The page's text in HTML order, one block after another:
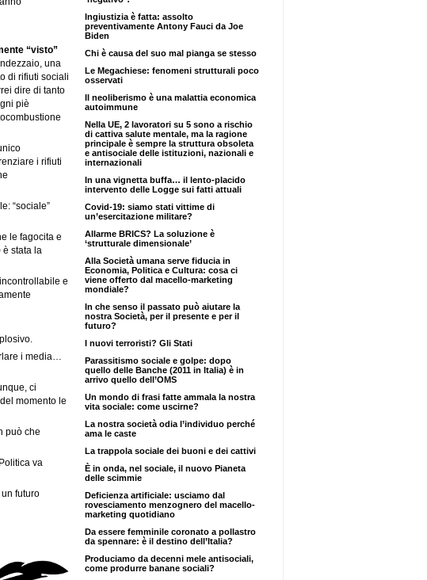
“visto”
una
di rifiuti sociali
dire di tanto
piè
i rifiuti
“sociale”
le fagocita e
è stata la
e
i media…
ci
momento le
può che
va
futuro
Ingiustizia è fatta: assolto
preventivamente Antony Fauci da Joe
Biden
Chi è causa del suo mal pianga se stesso
Le Megachiese: fenomeni strutturali poco
osservati
Il neoliberismo è una malattia economica
autoimmune
Nella UE, 2 lavoratori su 5 sono a rischio
di cattiva salute mentale, ma la ragione
principale è sempre la struttura obsoleta
e antisociale delle istituzioni, nazionali e
internazionali
In una vignetta buffa… il lento-placido
intervento delle Logge sui fatti attuali
Covid-19: siamo stati vittime di
un’esercitazione militare?
Allarme BRICS? La soluzione è
‘strutturale dimensionale’
Alla Società umana serve fiducia in
Economia, Politica e Cultura: cosa ci
viene offerto dal macello-marketing
mondiale?
In che senso il passato può aiutare la
nostra Società, per il presente e per il
futuro?
I nuovi terroristi? Gli Stati
Parassitismo sociale e golpe: dopo
quello delle Banche (2011 in Italia) è in
arrivo quello dell’OMS
Un mondo di frasi fatte ammala la nostra
vita sociale: come uscirne?
La nostra società odia l’individuo perché
ama le caste
La trappola sociale dei buoni e dei cattivi
È in onda, nel sociale, il nuovo Pianeta
delle scimmie
Deficienza artificiale: usciamo dal
rovesciamento menzognero del macello-
marketing quotidiano
Da essere femminile coronato a pollastro
da spennare: è il destino dell’Italia?
Produciamo da decenni mele antisociali,
come produrre banane sociali?